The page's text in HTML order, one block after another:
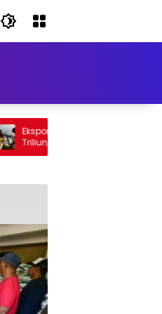
Ekspor Perikanan 2025 Tembus Rp105
Triliun, AS Jadi Pasar Utama